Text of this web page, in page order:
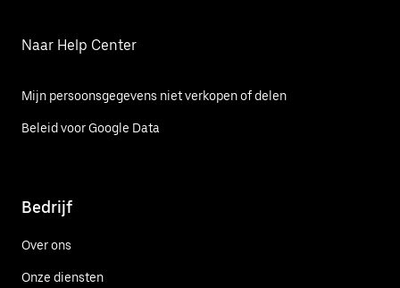
Naar Help Center
Mijn persoonsgegevens niet verkopen of delen
Beleid voor Google Data
Bedrijf
Over ons
Onze diensten